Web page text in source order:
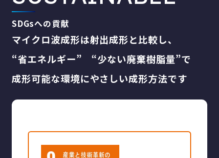
SDGsへの貢献
マイクロ波成形は射出成形と比較し、
“省エネルギー” “少ない廃棄樹脂量”で
成形可能な環境にやさしい成形方法です